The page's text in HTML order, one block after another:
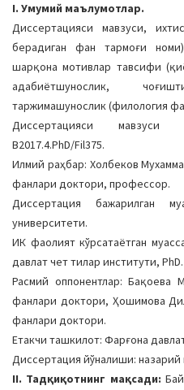
i
g
a
t
i
o
n
I. Умумий маълумотлар.
Диссертацияси мавзуси,
берадиган фан тармоғи
шарқона мотивлар тавсифи
адабиётшунослик,
таржимашунослик (филология
Диссертацияси мавзуси
B2017.4.PhD/Fil375.
Илмий раҳбар: Холбеков
фанлари доктори, профессор.
Диссертация бажарилган
университети.
ИК фаолият кўрсатаётган
давлат чет тилар институти,
Расмий оппонентлар:
фанлари доктори, Ҳошимова
фанлари доктори.
Етакчи ташкилот: Фарғона
Диссертация йўналиши: назарий
II. Тадқиқотнинг мақсади: